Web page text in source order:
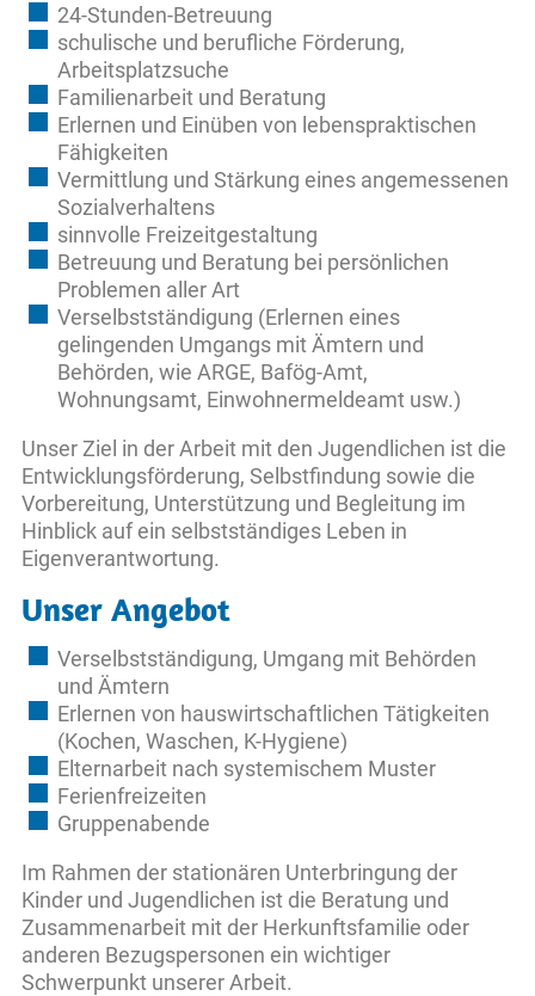
24-Stunden-Betreuung
schulische und berufliche Förderung,
Arbeitsplatzsuche
Familienarbeit und Beratung
Erlernen und Einüben von lebenspraktischen
Fähigkeiten
Vermittlung und Stärkung eines angemessenen
Sozialverhaltens
sinnvolle Freizeitgestaltung
Betreuung und Beratung bei persönlichen
Problemen aller Art
Verselbstständigung (Erlernen eines
gelingenden Umgangs mit Ämtern und
Behörden, wie ARGE, Bafög-Amt,
Wohnungsamt, Einwohnermeldeamt usw.)
Unser Ziel in der Arbeit mit den Jugendlichen ist die
Entwicklungsförderung, Selbstfindung sowie die
Vorbereitung, Unterstützung und Begleitung im
Hinblick auf ein selbstständiges Leben in
Eigenverantwortung.
Unser Angebot
Verselbstständigung, Umgang mit Behörden
und Ämtern
Erlernen von hauswirtschaftlichen Tätigkeiten
(Kochen, Waschen, K-Hygiene)
Elternarbeit nach systemischem Muster
Ferienfreizeiten
Gruppenabende
Im Rahmen der stationären Unterbringung der
Kinder und Jugendlichen ist die Beratung und
Zusammenarbeit mit der Herkunftsfamilie oder
anderen Bezugspersonen ein wichtiger
Schwerpunkt unserer Arbeit.